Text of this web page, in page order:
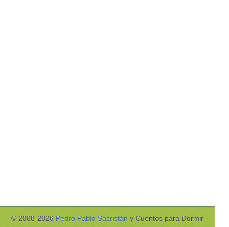
© 2008-2026 Pedro Pablo Sacristán y Cuentos para Dormir